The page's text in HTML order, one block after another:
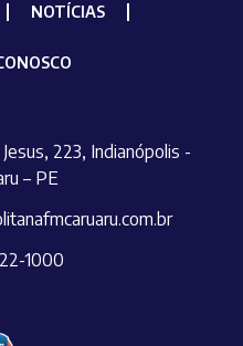
NOTÍCIAS
223, Indianópolis -
– PE
1000